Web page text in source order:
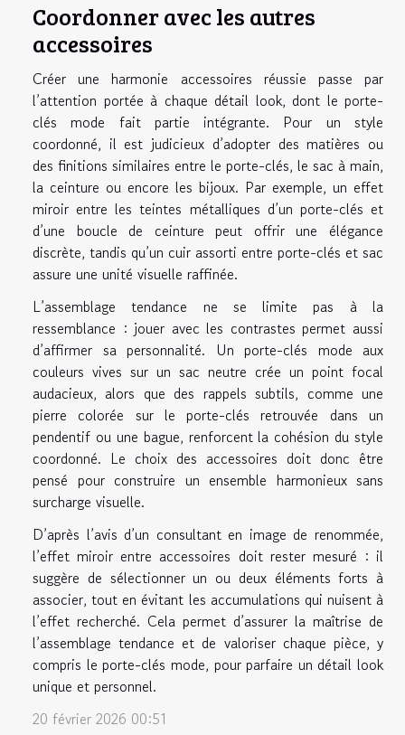
Coordonner avec les autres
accessoires
Créer une harmonie accessoires réussie passe par
l’attention portée à chaque détail look, dont le porte-
clés mode fait partie intégrante. Pour un style
coordonné, il est judicieux d’adopter des matières ou
des finitions similaires entre le porte-clés, le sac à main,
la ceinture ou encore les bijoux. Par exemple, un effet
miroir entre les teintes métalliques d’un porte-clés et
d’une boucle de ceinture peut offrir une élégance
discrète, tandis qu’un cuir assorti entre porte-clés et sac
assure une unité visuelle raffinée.
L’assemblage tendance ne se limite pas à la
ressemblance : jouer avec les contrastes permet aussi
d’affirmer sa personnalité. Un porte-clés mode aux
couleurs vives sur un sac neutre crée un point focal
audacieux, alors que des rappels subtils, comme une
pierre colorée sur le porte-clés retrouvée dans un
pendentif ou une bague, renforcent la cohésion du style
coordonné. Le choix des accessoires doit donc être
pensé pour construire un ensemble harmonieux sans
surcharge visuelle.
D’après l’avis d’un consultant en image de renommée,
l’effet miroir entre accessoires doit rester mesuré : il
suggère de sélectionner un ou deux éléments forts à
associer, tout en évitant les accumulations qui nuisent à
l’effet recherché. Cela permet d’assurer la maîtrise de
l’assemblage tendance et de valoriser chaque pièce, y
compris le porte-clés mode, pour parfaire un détail look
unique et personnel.
20 février 2026 00:51